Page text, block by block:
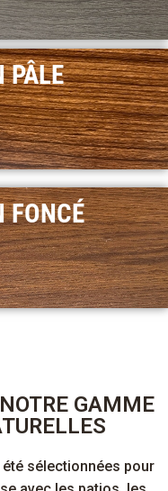
PÂLE
FONCÉ
GAMME
sélectionnées pour